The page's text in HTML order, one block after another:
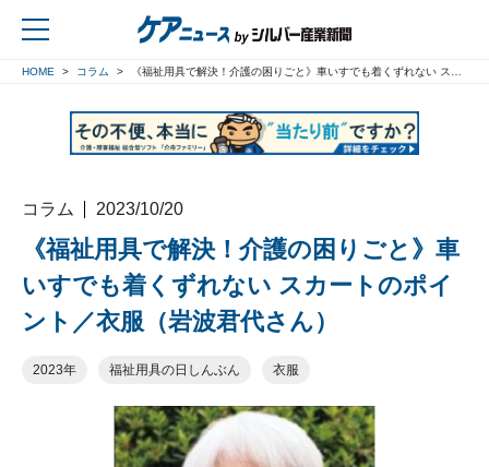
HOME コラム 《福祉用具で解決！介護の困りごと》車いすでも着くずれない スカートのポイント／衣服（岩波君代さん）
コラム 2023/10/20
《福祉用具で解決！介護の困りごと》車
いすでも着くずれない スカートのポイ
ント／衣服（岩波君代さん）
2023年 福祉用具の日しんぶん 衣服